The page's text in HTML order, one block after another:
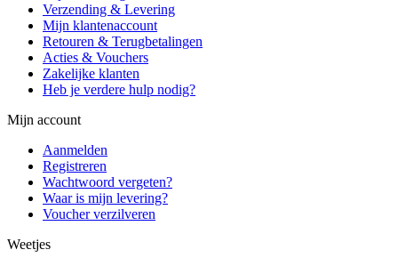
Verzending & Levering
Mijn klantenaccount
Retouren & Terugbetalingen
Acties & Vouchers
Zakelijke klanten
Heb je verdere hulp nodig?
Mijn account
Aanmelden
Registreren
Wachtwoord vergeten?
Waar is mijn levering?
Voucher verzilveren
Weetjes